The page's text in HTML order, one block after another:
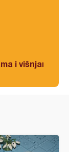
i višnjama